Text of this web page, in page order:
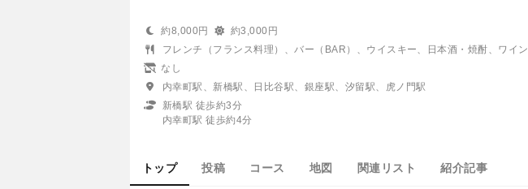
約8,000円
約3,000円
フレンチ（フランス料理）、バー（BAR）、ウイスキー、日本酒・焼酎、ワイン
なし
内幸町駅、新橋駅、日比谷駅、銀座駅、汐留駅、虎ノ門駅
新橋駅 徒歩約3分
内幸町駅 徒歩約4分
トップ 投稿 コース 地図 関連リスト 紹介記事